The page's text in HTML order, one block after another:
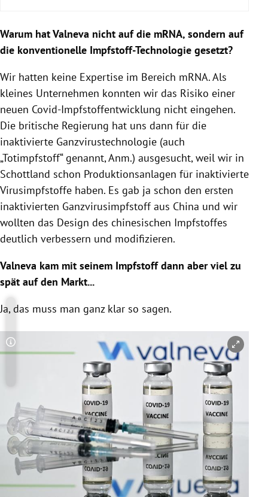
Warum hat Valneva nicht auf die mRNA, sondern auf
die konventionelle Impfstoff-Technologie gesetzt?
Wir hatten keine Expertise im Bereich mRNA. Als
kleines Unternehmen konnten wir das Risiko einer
neuen Covid-Impfstoffentwicklung nicht eingehen.
Die britische Regierung hat uns dann für die
inaktivierte Ganzvirustechnologie (auch
„Totimpfstoff“ genannt, Anm.) ausgesucht, weil wir in
Schottland schon Produktionsanlagen für inaktivierte
Virusimpfstoffe haben. Es gab ja schon den ersten
inaktivierten Ganzvirusimpfstoff aus China und wir
wollten das Design des chinesischen Impfstoffes
deutlich verbessern und modifizieren.
Valneva kam mit seinem Impfstoff dann aber viel zu
spät auf den Markt...
Ja, das muss man ganz klar so sagen.
Copyright-Hinweis öffnen/schließen